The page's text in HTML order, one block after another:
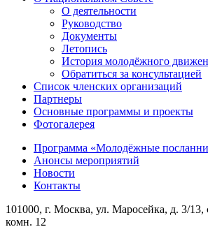
О деятельности
Руководство
Документы
Летопись
История молодёжного
Обратиться за консультацией
Список членских организаций
Партнеры
Основные программы и проекты
Фотогалерея
Программа «Молодёжные
Анонсы мероприятий
Новости
Контакты
101000, г. Москва, ул. Маросейка, д. 3/
комн. 12